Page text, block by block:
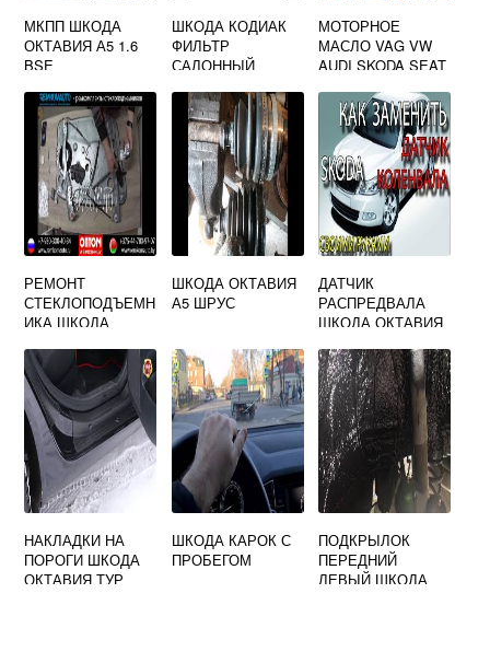
МКПП ШКОДА
ОКТАВИЯ А5 1.6
BSE
ШКОДА КОДИАК
ФИЛЬТР
САЛОННЫЙ
МОТОРНОЕ
МАСЛО VAG VW
AUDI SKODA SEAT
СИНТЕТИЧЕСКОЕ
1 Л
РЕМОНТ
СТЕКЛОПОДЪЕМН
ИКА ШКОДА
ШКОДА ОКТАВИЯ
А5 ШРУС
ДАТЧИК
РАСПРЕДВАЛА
ШКОДА ОКТАВИЯ
НАКЛАДКИ НА
ПОРОГИ ШКОДА
ОКТАВИЯ ТУР
ШКОДА КАРОК С
ПРОБЕГОМ
ПОДКРЫЛОК
ПЕРЕДНИЙ
ЛЕВЫЙ ШКОДА